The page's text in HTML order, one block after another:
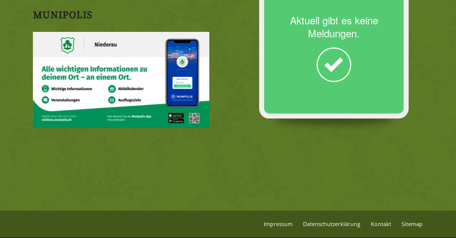
MUNIPOLIS
Aktuell gibt es keine
Meldungen.
Impressum Datenschutzerklärung Kontakt Sitemap